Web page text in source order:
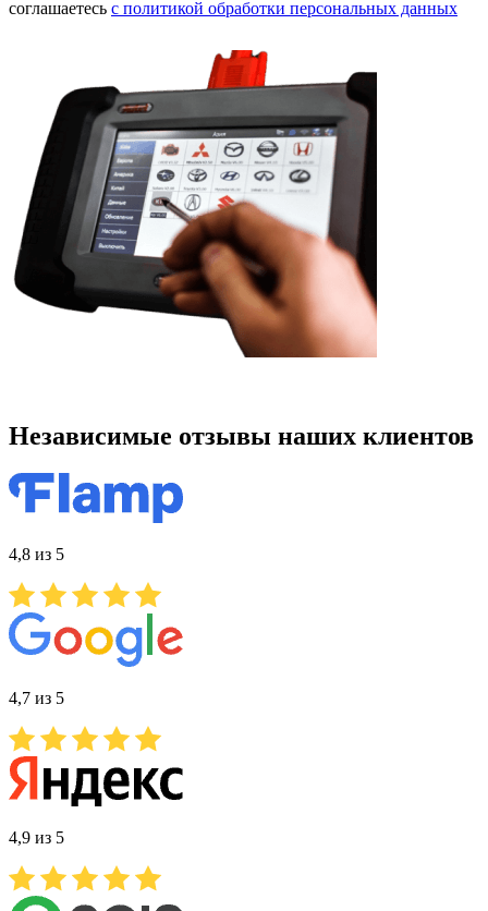
соглашаетесь с политикой обработки персональных данных
Независимые отзывы наших клиентов
4,8 из 5
4,7 из 5
4,9 из 5